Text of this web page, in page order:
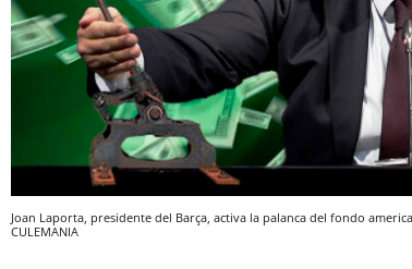
Joan Laporta, presidente del Barça, activa la palanca del fondo
CULEMANIA